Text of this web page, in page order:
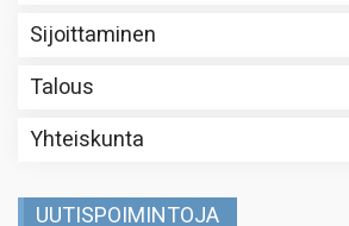
Sijoittaminen
Talous
Yhteiskunta
UUTISPOIMINTOJA